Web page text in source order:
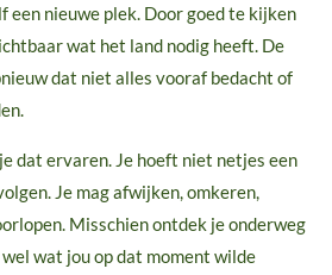
een nieuwe plek. Door goed te kijken
wat het land nodig heeft. De
dat niet alles vooraf bedacht of
dat ervaren. Je hoeft niet netjes een
Je mag afwijken, omkeren,
Misschien ontdek je onderweg
wat jou op dat moment wilde